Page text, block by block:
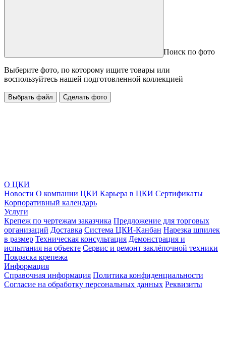
Поиск по фото
Выберите фото, по которому ищите товары или
воспользуйтесь нашей подготовленной коллекцией
Выбрать файл Сделать фото
О ЦКИ
Новости О компании ЦКИ Карьера в ЦКИ Сертификаты
Корпоративный календарь
Услуги
Крепеж по чертежам заказчика Предложение для торговых
организаций Доставка Система ЦКИ-Канбан Нарезка шпилек
в размер Техническая консультация Демонстрация и
испытания на объекте Сервис и ремонт заклёпочной техники
Покраска крепежа
Информация
Справочная информация Политика конфиденциальности
Согласие на обработку персональных данных Реквизиты